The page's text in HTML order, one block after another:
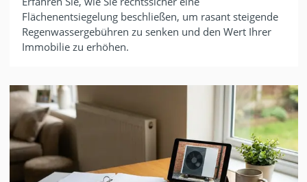
Flächenentsiegelung beschließen, um rasant steigende
Regenwassergebühren zu senken und den Wert Ihrer
Immobilie zu erhöhen.